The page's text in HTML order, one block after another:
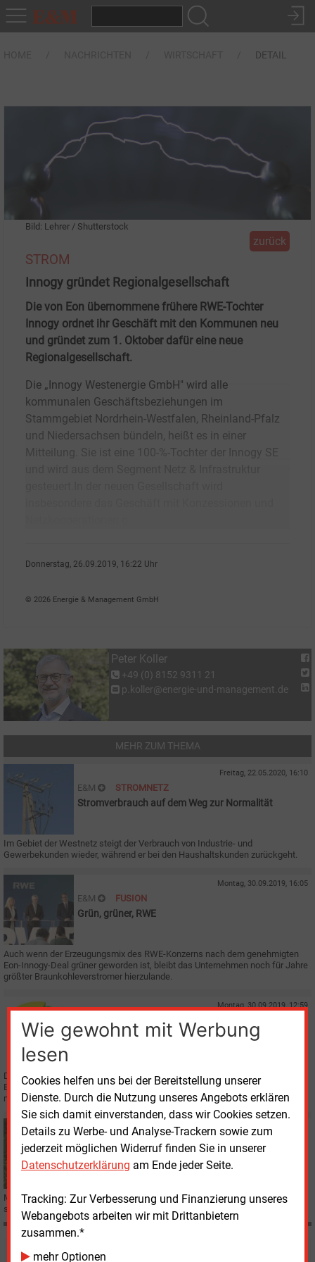
DETAIL
Wie gewohnt mit Werbung
lesen
Cookies helfen uns bei der Bereitstellung unserer
Dienste. Durch die Nutzung unseres Angebots erklären
Sie sich damit einverstanden, dass wir Cookies setzen.
Details zu Werbe- und Analyse-Trackern sowie zum
jederzeit möglichen Widerruf finden Sie in unserer
Datenschutzerklärung am Ende jeder Seite.
Tracking: Zur Verbesserung und Finanzierung unseres
Webangebots arbeiten wir mit Drittanbietern
zusammen.*
mehr Optionen
Bild: Lehrer / Shutterstock
zurück
STROM
Innogy gründet Regionalgesellschaft
Die von Eon übernommene frühere RWE-Tochter
Innogy ordnet ihr Geschäft mit den Kommunen neu
und gründet zum 1. Oktober dafür eine neue
Regionalgesellschaft.
Die „Innogy Westenergie GmbH" wird alle
kommunalen Geschäftsbeziehungen im
Stammgebiet Nordrhein-Westfalen, Rheinland-Pfalz
und Niedersachsen bündeln, heißt es in einer
Mitteilung. Sie ist eine 100-%-Tochter der Innogy SE
Donnerstag, 26.09.2019, 16:22 Uhr
© 2026 Energie & Management GmbH
Peter Koller
+49 (0) 8152 9311 21
p.koller@energie-und-management.de
MEHR ZUM THEMA
Freitag, 22.05.2020, 16:10
E&M STROMNETZ
Stromverbrauch auf dem Weg zur Normalität
Im Gebiet der Westnetz steigt der Verbrauch von Industrie- und
Gewerbekunden wieder, während er bei den Haushaltskunden zurückgeht.
Montag, 30.09.2019, 16:05
E&M FUSION
Grün, grüner, RWE
Auch wenn der Erzeugungsmix des RWE-Konzerns nach dem genehmigten
Eon-Innogy-Deal grüner geworden ist, bleibt das Unternehmen noch für Jahre
größter Braunkohleverstromer hierzulande.
Montag, 30.09.2019, 12:59
BETEILIGUNG
Gasag kauft EMB-Anteile der VNG
Die Gasag erwirbt den Anteil der VNG AG von 25,1 % an der Energie Mark
Brandenburg (EMB). Damit besitzt sie den regionalen Energiedienstleister zu
mehr als 98 %.
Donnerstag, 19.09.2019, 15:53
E&M VERTRIEB
Banning: "Wenn machbar, klagen wir!"
Mit Thomas Banning, Vorstandschef der Naturstrom AG, sprach E&M über
seine Bewertung des von der EU genehmigten Eon-Innogy-Deals.